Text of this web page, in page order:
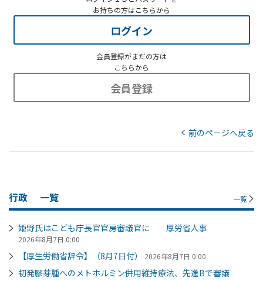
お持ちの方はこちらから
ログイン
会員登録がまだの方は
こちらから
会員登録
前のページへ戻る
行政 一覧 一覧
姫野氏はこども庁長官官房審議官に 厚労省人事
2026年8月7日 0:00
【厚生労働省辞令】（8月7日付） 2026年8月7日 0:00
初発膠芽腫へのメトホルミン併用維持療法、先進Bで審議